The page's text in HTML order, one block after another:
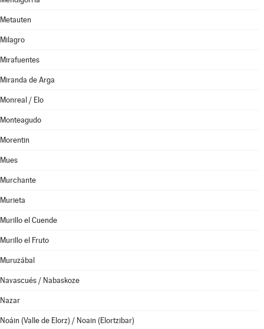
Metauten
Milagro
Mirafuentes
Miranda de Arga
Monreal / Elo
Monteagudo
Morentin
Mues
Murchante
Murieta
Murillo el Cuende
Murillo el Fruto
Muruzábal
Navascués / Nabaskoze
Nazar
Noáin (Valle de Elorz) / Noain (Elortzibar)